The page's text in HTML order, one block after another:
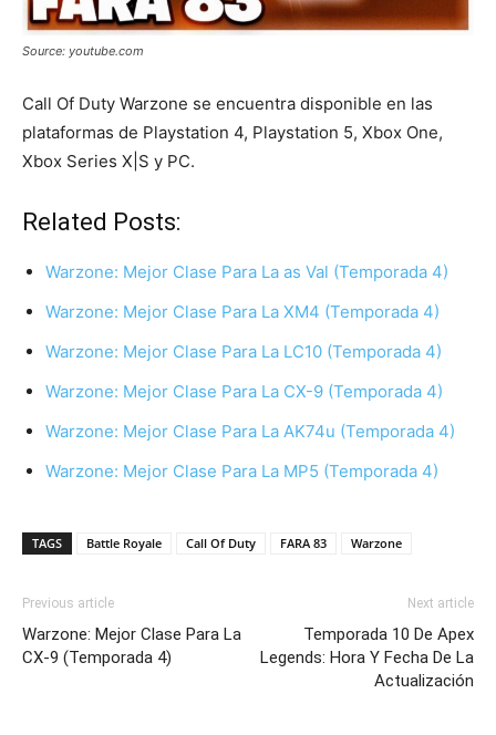
Source: youtube.com
Call Of Duty Warzone se encuentra disponible en las
plataformas de Playstation 4, Playstation 5, Xbox One,
Xbox Series X|S y PC.
Related Posts:
Warzone: Mejor Clase Para La as Val (Temporada 4)
Warzone: Mejor Clase Para La XM4 (Temporada 4)
Warzone: Mejor Clase Para La LC10 (Temporada 4)
Warzone: Mejor Clase Para La CX-9 (Temporada 4)
Warzone: Mejor Clase Para La AK74u (Temporada 4)
Warzone: Mejor Clase Para La MP5 (Temporada 4)
TAGS Battle Royale Call Of Duty FARA 83 Warzone
Previous article
Warzone: Mejor Clase Para La
CX-9 (Temporada 4)
Next article
Temporada 10 De Apex
Legends: Hora Y Fecha De La
Actualización